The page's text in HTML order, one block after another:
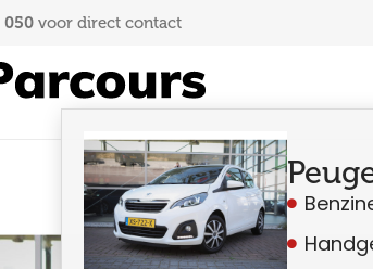
050voor direct contact